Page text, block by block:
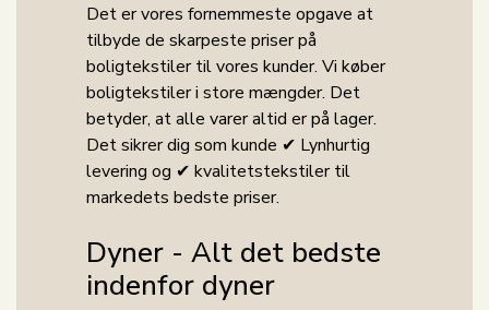
Det er vores fornemmeste opgave at
tilbyde de skarpeste priser på
boligtekstiler til vores kunder. Vi køber
boligtekstiler i store mængder. Det
betyder, at alle varer altid er på lager.
Det sikrer dig som kunde ✔ Lynhurtig
levering og ✔ kvalitetstekstiler til
markedets bedste priser.
Dyner - Alt det bedste
indenfor dyner